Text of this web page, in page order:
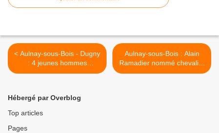
< Aulnay-sous-Bois - Dugny
: 4 jeunes hommes
soupçonnés d’avoir
Aulnay-sous-Bois : Alain
Ramadier nommé chevalier
de l’ordre national du mérite
Hébergé par Overblog
Top articles
Pages